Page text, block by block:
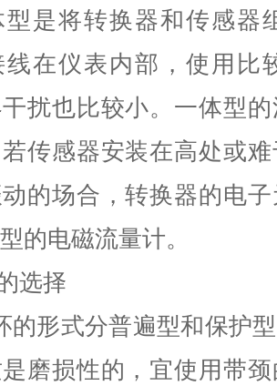
将转换器和传感器
在仪表内部，使用比
扰也比较小。一体型
传感器安装在高处或
的场合，转换器的电
的电磁流量计。
选择
的形式分普遍型和保护
磨损性的，宜使用带